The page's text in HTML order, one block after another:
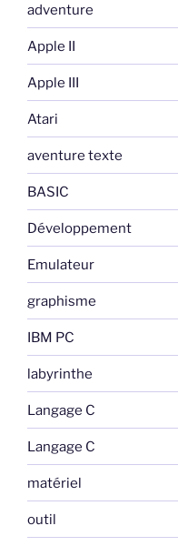
adventure
Apple II
Apple III
Atari
aventure texte
BASIC
Développement
Emulateur
graphisme
IBM PC
labyrinthe
Langage C
Langage C
matériel
outil